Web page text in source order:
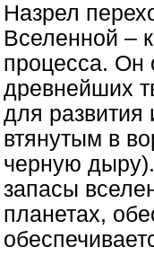
Назрел
Вселенной –
процесса. Он
древнейших
для развития
втянутым в
черную
запасы
планетах,